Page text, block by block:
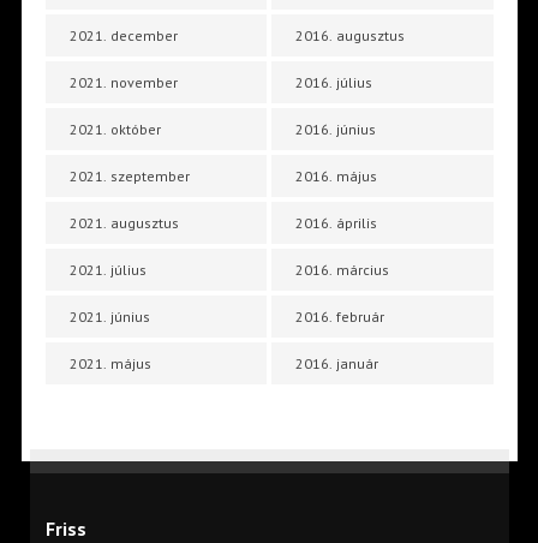
2021. december
2021. november
2021. október
2021. szeptember
2021. augusztus
2021. július
2021. június
2021. május
2016. augusztus
2016. július
2016. június
2016. május
2016. április
2016. március
2016. február
2016. január
Friss